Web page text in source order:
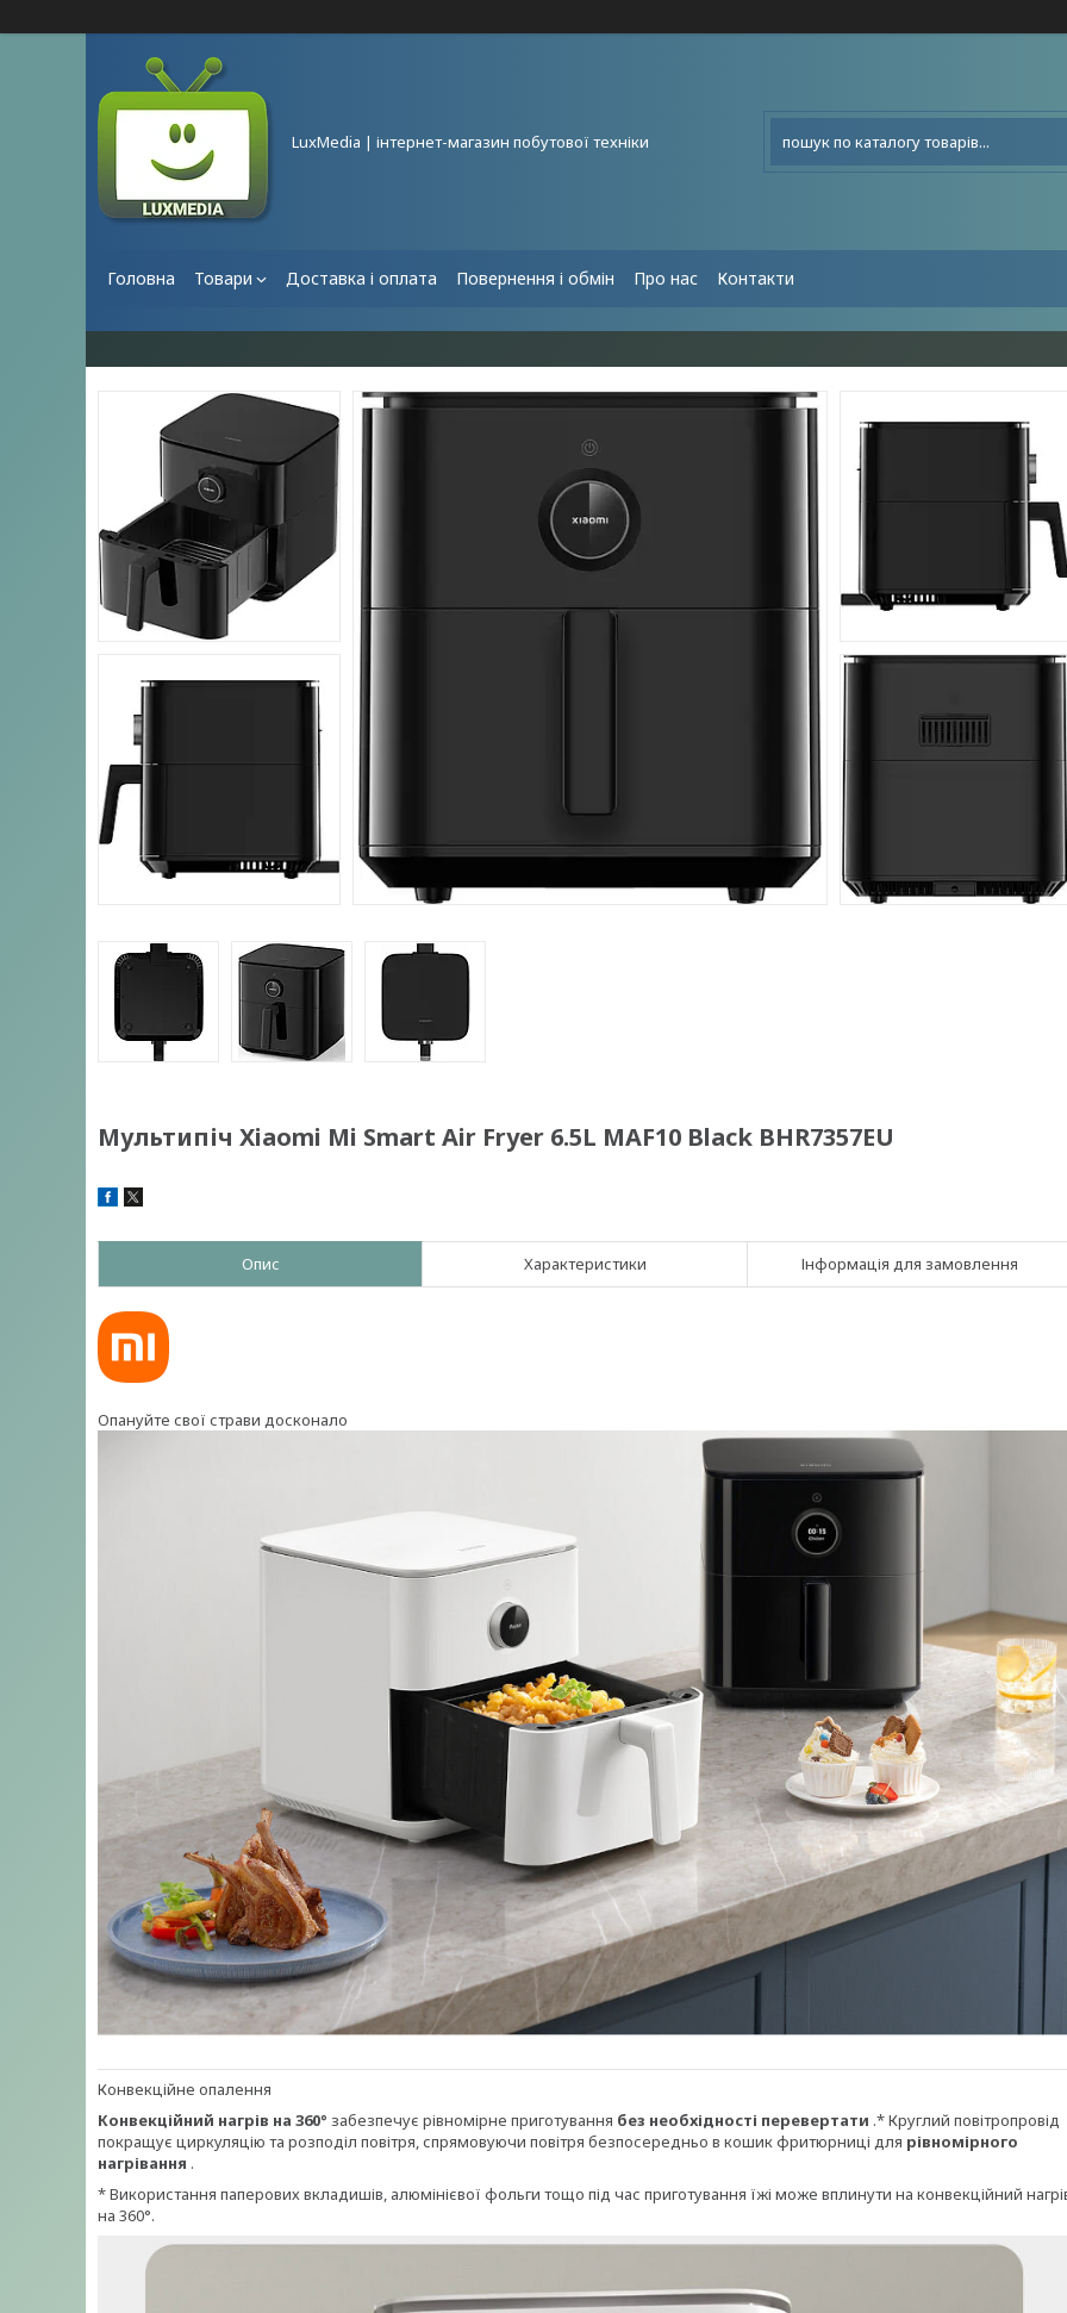
LuxMedia | інтернет-магазин побутової техніки
Головна Товари Доставка і оплата Повернення і обмін Про нас Контакти
Мультипіч Xiaomi Mi Smart Air Fryer 6.5L MAF10 Black BHR7357EU
Опис Характеристики Інформація для замовлення
Опануйте свої страви досконало
Конвекційне опалення
Конвекційний нагрів на 360° забезпечує рівномірне приготування без необхідності перевертати .* Круглий повітропровід
покращує циркуляцію та розподіл повітря, спрямовуючи повітря безпосередньо в кошик фритюрниці для рівномірного
нагрівання .
* Використання паперових вкладишів, алюмінієвої фольги тощо під час приготування їжі може вплинути на конвекційний
на 360°.